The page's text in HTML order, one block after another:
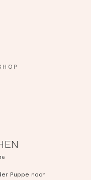
Puppe noch